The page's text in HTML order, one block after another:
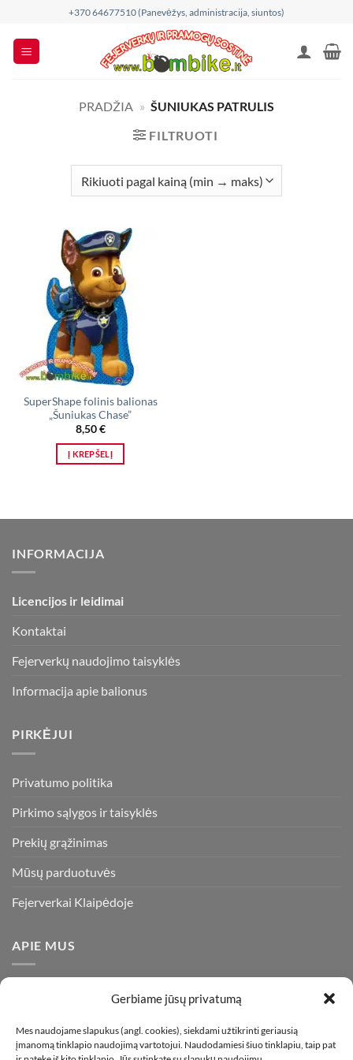
Gerbiame jūsų privatumą
Mes naudojame slapukus (angl. cookies), siekdami užtikrinti geriausią
įmanomą tinklapio naudojimą vartotojui. Naudodamiesi šiuo tinklapiu, taip pat
content
+370 64677510 (Panevėžys, administracija, siuntos)
PRADŽIA » ŠUNIUKAS PATRULIS
FILTRUOTI
SuperShape folinis balionas
„Šuniukas Chase”
8,50€
Į KREPŠELĮ
INFORMACIJA
Licencijos ir leidimai
Kontaktai
Fejerverkų naudojimo taisyklės
Informacija apie balionus
PIRKĖJUI
Privatumo politika
Pirkimo sąlygos ir taisyklės
Prekių grąžinimas
Mūsų parduotuvės
Fejerverkai Klaipėdoje
APIE MUS
visada stengiamės pasiūlyti tik kokybiškiausius ir geriausius
gaminius už bene mažiausią kainą rinkoje. Prekes pristatome
visoje Lietuvoje.